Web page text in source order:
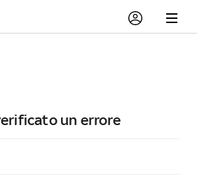
un errore